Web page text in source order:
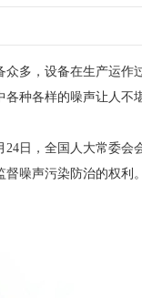
众多，设备在生产运
种各样的噪声让人不
24日，全国人大常委
督噪声污染防治的权